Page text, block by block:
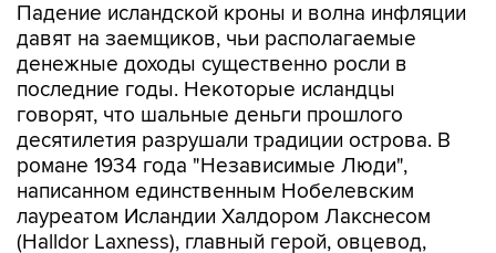
Падение исландской кроны и волна инфляции
давят на заемщиков, чьи располагаемые
денежные доходы существенно росли в
последние годы. Некоторые исландцы
говорят, что шальные деньги прошлого
десятилетия разрушали традиции острова. В
романе 1934 года "Независимые Люди",
написанном единственным Нобелевским
лауреатом Исландии Халдором Лакснесом
(Halldor Laxness), главный герой, овцевод,